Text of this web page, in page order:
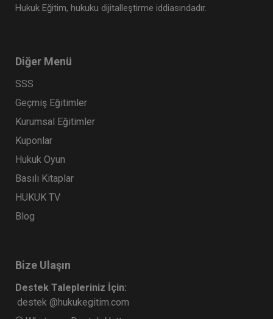
Hukuk Eğitim, hukuku dijitalleştirme iddiasındadır.
Diğer Menü
SSS
Geçmiş Eğitimler
Kurumsal Eğitimler
Kuponlar
Hukuk Oyun
Basılı Kitaplar
HUKUK TV
Blog
Bize Ulaşın
Destek Talepleriniz İçin:
destek @hukukegitim.com